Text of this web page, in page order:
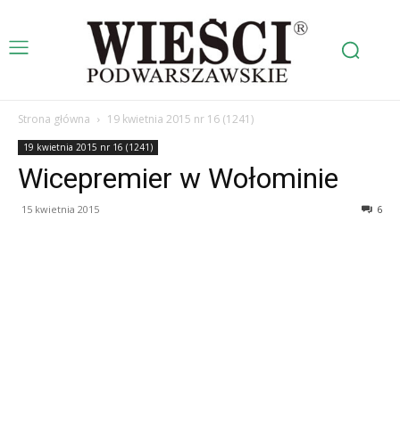
Strona główna 19 kwietnia 2015 nr 16 (1241)
19 kwietnia 2015 nr 16 (1241)
Wicepremier w Wołominie
15 kwietnia 2015 6